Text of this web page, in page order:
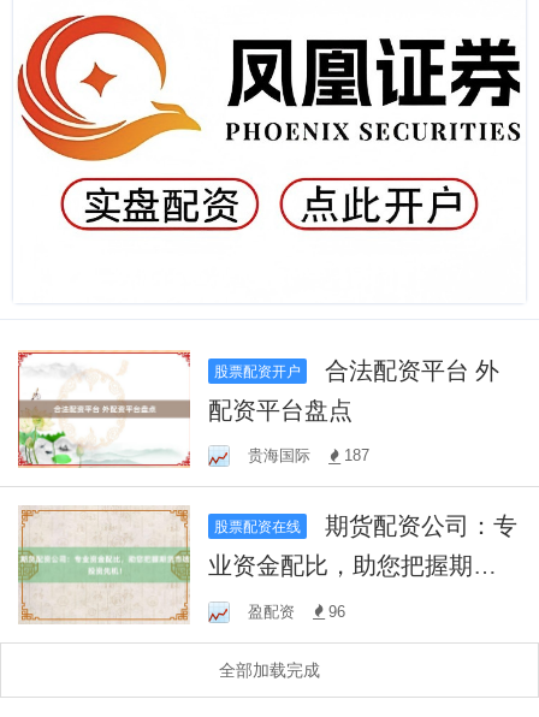
股票配资开户
合法配资平台 外
配资平台盘点
贵海国际 187
股票配资在线
期货配资公司：专
业资金配比，助您把握期货
市场投资先机！
盈配资 96
全部加载完成